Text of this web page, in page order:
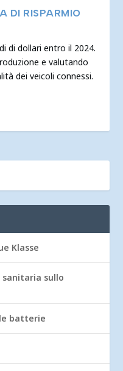
DI RISPARMIO
di dollari entro il 2024.
e valutando
dei veicoli connessi.
Klasse
sullo
batterie